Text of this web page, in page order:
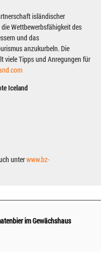
isländischer
Wettbewerbsfähigkeit des
und das
anzukurbeln. Die
viele Tipps und Anregungen für
Iceland
unterwww.bz-
im Gewächshaus